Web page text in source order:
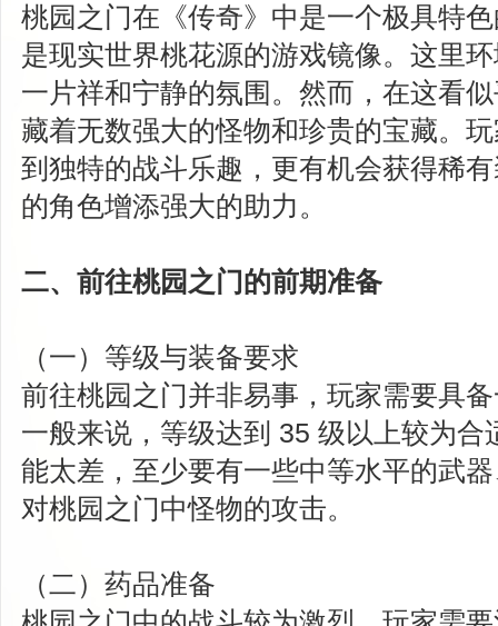
桃园之门在《传奇》中是一个极具特
是现实世界桃花源的游戏镜像。这里
一片祥和宁静的氛围。然而，在这看
藏着无数强大的怪物和珍贵的宝藏。
到独特的战斗乐趣，更有机会获得稀
的角色增添强大的助力。
二、前往桃园之门的前期准备
（一）等级与装备要求
前往桃园之门并非易事，玩家需要具
一般来说，等级达到 35 级以上较为合
能太差，至少要有一些中等水平的武
对桃园之门中怪物的攻击。
（二）药品准备